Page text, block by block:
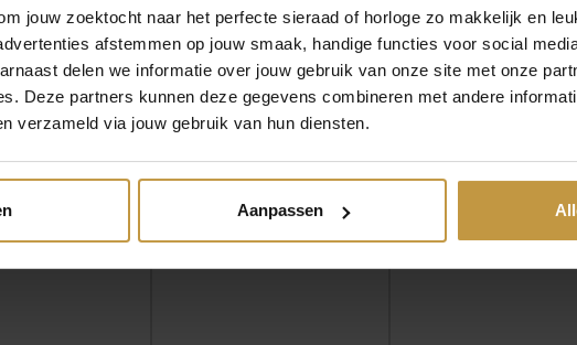
jouw zoektocht naar het perfecte sieraad of horloge zo makkelijk en
afstemmen op jouw smaak, handige functies voor social
delen we informatie over jouw gebruik van onze site met onze
Deze partners kunnen deze gegevens combineren met andere
verzameld via jouw gebruik van hun diensten.
Aanpassen
5
,
0
0
MEER VAN COEUR DE LION SIERADEN
€69,00
DE LION
4905/21-
€59,00
COEUR DE LION
OORBELLEN 2838/21-
MAGENTA
werkdag
€
COEUR DE LION